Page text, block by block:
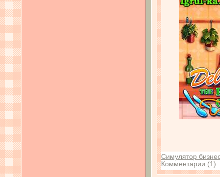
Симулятор
Комментарии (1)